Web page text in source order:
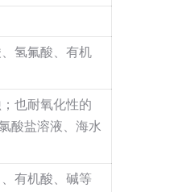
氢氟酸、有机
也耐氧化性的
酸盐溶液、海水
有机酸、碱等